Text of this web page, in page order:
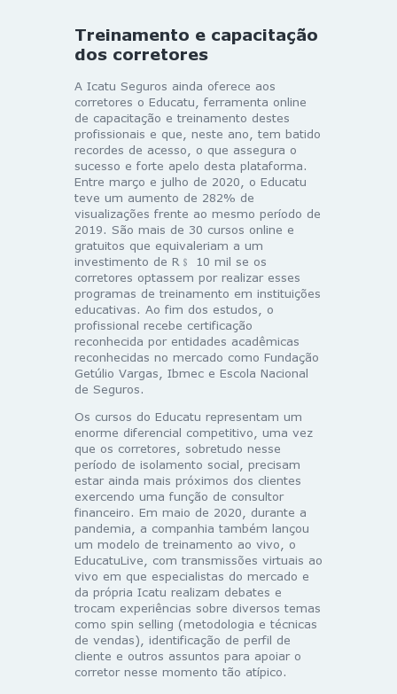
Treinamento e capacitação
dos corretores
A Icatu Seguros ainda oferece aos
corretores o Educatu, ferramenta online
de capacitação e treinamento destes
profissionais e que, neste ano, tem batido
recordes de acesso, o que assegura o
sucesso e forte apelo desta plataforma.
Entre março e julho de 2020, o Educatu
teve um aumento de 282% de
visualizações frente ao mesmo período de
2019. São mais de 30 cursos online e
gratuitos que equivaleriam a um
investimento de R﹩ 10 mil se os
corretores optassem por realizar esses
programas de treinamento em instituições
educativas. Ao fim dos estudos, o
profissional recebe certificação
reconhecida por entidades acadêmicas
reconhecidas no mercado como Fundação
Getúlio Vargas, Ibmec e Escola Nacional
de Seguros.
Os cursos do Educatu representam um
enorme diferencial competitivo, uma vez
que os corretores, sobretudo nesse
período de isolamento social, precisam
estar ainda mais próximos dos clientes
exercendo uma função de consultor
financeiro. Em maio de 2020, durante a
pandemia, a companhia também lançou
um modelo de treinamento ao vivo, o
EducatuLive, com transmissões virtuais ao
vivo em que especialistas do mercado e
da própria Icatu realizam debates e
trocam experiências sobre diversos temas
como spin selling (metodologia e técnicas
de vendas), identificação de perfil de
cliente e outros assuntos para apoiar o
corretor nesse momento tão atípico.